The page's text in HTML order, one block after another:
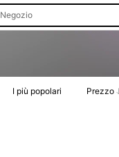
I più popolari Prezzo